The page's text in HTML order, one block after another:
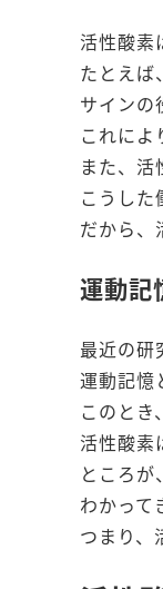
活性酸素
たとえば
サインの
これによ
また、活
こうした
だから、
運動記
最近の研
運動記憶
このとき
活性酸素
ところ
わかって
つまり、